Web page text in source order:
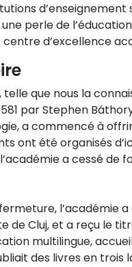
une perle de
d’excellence
telle que nous la
par Stephen
a commencé à
ont été organisés
a cessé de
l’académie
de Cluj, et a reçu le
multilingue,
des livres en trois